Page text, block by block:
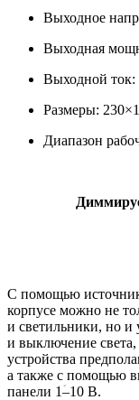
Выходное
Выходная
Выходной ток:
Размеры:
Диапазон
С помощью
корпусе можно не
и светильники, но
и выключение
устройства
а также с помощью
панели 1ؘ–10 В.